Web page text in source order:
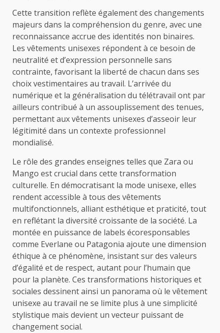
Cette transition reflète également des changements
majeurs dans la compréhension du genre, avec une
reconnaissance accrue des identités non binaires.
Les vêtements unisexes répondent à ce besoin de
neutralité et d’expression personnelle sans
contrainte, favorisant la liberté de chacun dans ses
choix vestimentaires au travail. L’arrivée du
numérique et la généralisation du télétravail ont par
ailleurs contribué à un assouplissement des tenues,
permettant aux vêtements unisexes d’asseoir leur
légitimité dans un contexte professionnel
mondialisé.
Le rôle des grandes enseignes telles que Zara ou
Mango est crucial dans cette transformation
culturelle. En démocratisant la mode unisexe, elles
rendent accessible à tous des vêtements
multifonctionnels, alliant esthétique et praticité, tout
en reflétant la diversité croissante de la société. La
montée en puissance de labels écoresponsables
comme Everlane ou Patagonia ajoute une dimension
éthique à ce phénomène, insistant sur des valeurs
d’égalité et de respect, autant pour l’humain que
pour la planète. Ces transformations historiques et
sociales dessinent ainsi un panorama où le vêtement
unisexe au travail ne se limite plus à une simplicité
stylistique mais devient un vecteur puissant de
changement social.